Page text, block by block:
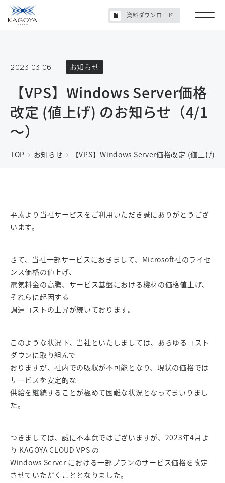
2023.03.06 お知らせ
【VPS】Windows Server価格
改定 (値上げ) のお知らせ（4/1
～）
TOP お知らせ 【VPS】Windows Server価格改定 (値上げ)
平素より当社サービスをご利用いただき誠にありがとうござ
います。
さて、当社一部サービスにおきまして、Microsoft社のライセ
ンス価格の値上げ、
電気料金の高騰、サービス基盤における機材の価格値上げ、
それらに起因する
調達コストの上昇が続いております。
このような状況下、当社といたしましては、あらゆるコスト
ダウンに取り組んで
おりますが、社内での吸収が不可能となり、現状の価格では
サービスを安定的な
供給を継続することが極めて困難な状況となってまいりまし
た。
つきましては、誠に不本意ではございますが、2023年4月よ
り KAGOYA CLOUD VPS の
Windows Server における一部プランのサービス価格を改定
させていただくこととなりました。
資料ダウンロード